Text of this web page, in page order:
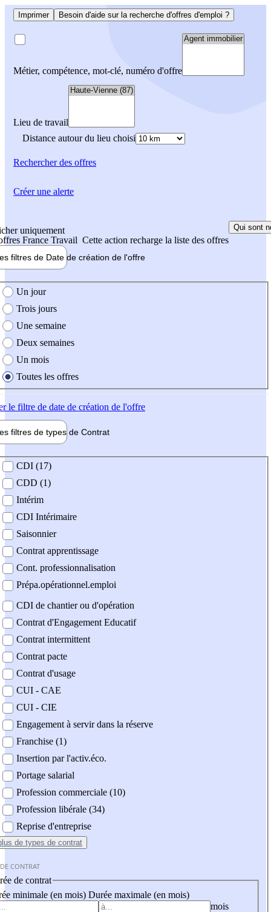
Imprimer Besoin d'aide sur la recherche d'offres d'emploi ?
Métier, compétence, mot-clé, numéro d'offre
Lieu de travail
Distance autour du lieu choisi
Rechercherdes offres
uniquement
France Travail Cette action recharge la liste des offres
Qui sont
filtres de Date de création de l'offre
création de l'offre
Un jour
Trois jours
Une semaine
Deux semaines
Un mois
Toutes les offres
le filtre de date de création de l'offre
filtres de types de Contrat
contrat
CDI (17)
CDD (1)
Intérim
CDI Intérimaire
Saisonnier
Contrat apprentissage
Cont. professionnalisation
Prépa.opérationnel.emploi
CDI de chantier ou d'opération
Contrat d'Engagement Educatif
Contrat intermittent
Contrat pacte
Contrat d'usage
CUI - CAE
CUI - CIE
Engagement à servir dans la réserve
Franchise (1)
Insertion par l'activ.éco.
Portage salarial
Profession commerciale (10)
Profession libérale (34)
Reprise d'entreprise
de types de contrat
CONTRAT
de contrat
minimale (en mois) Durée maximale (en mois)
mois
Créer une alerte